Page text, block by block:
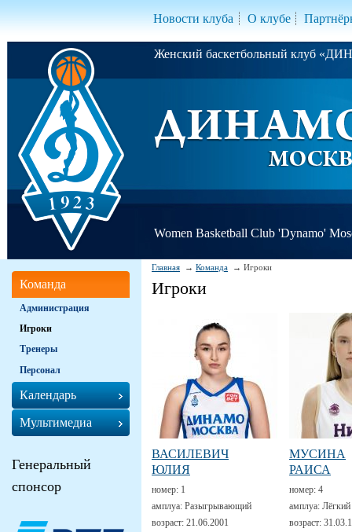
Новости клуба О клубе
Женский баскетбольный клуб
Women Basketball Club 'Dynamo'
Главная Команда Игроки
Игроки
ВАСИЛЕВИЧ
ЮЛИЯ
номер: 1
амплуа: Разыгрывающий
возраст: 21.06.2001
МУСИНА
РАИСА
номер: 4
амплуа:
возраст:
Команда
Администрация
Игроки
Тренеры
Персонал
Календарь
Мультимедиа
Генеральный
спонсор